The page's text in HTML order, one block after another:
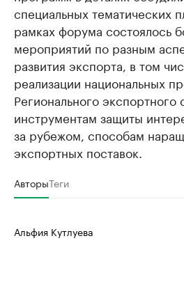
специальных тематических
рамках форума состоялось
мероприятий по разным
развития экспорта, в том
реализации национальных
Регионального экспортного
инструментам защиты
за рубежом, способам
экспортных поставок.
АвторыТеги
Альфия Кутлуева